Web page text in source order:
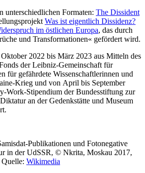
unterschiedlichen Formaten: The Dissident
Was ist eigentlich Dissidenz?
im östlichen Europa, das durch
und Transformationen« gefördert wird.
2022 bis März 2023 aus Mitteln des
der Leibniz-Gemeinschaft für
für gefährdete Wissenschaftlerinnen und
Krieg und von April bis September
Work-Stipendium der Bundesstiftung zur
an der Gedenkstätte und Museum
Publikationen und Fotonegative
in der UdSSR, © Nkrita, Moskau 2017,
Wikimedia